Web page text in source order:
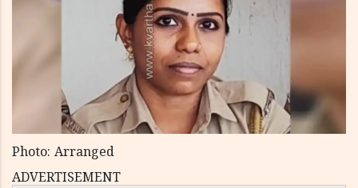
Photo: Arranged
ADVERTISEMENT